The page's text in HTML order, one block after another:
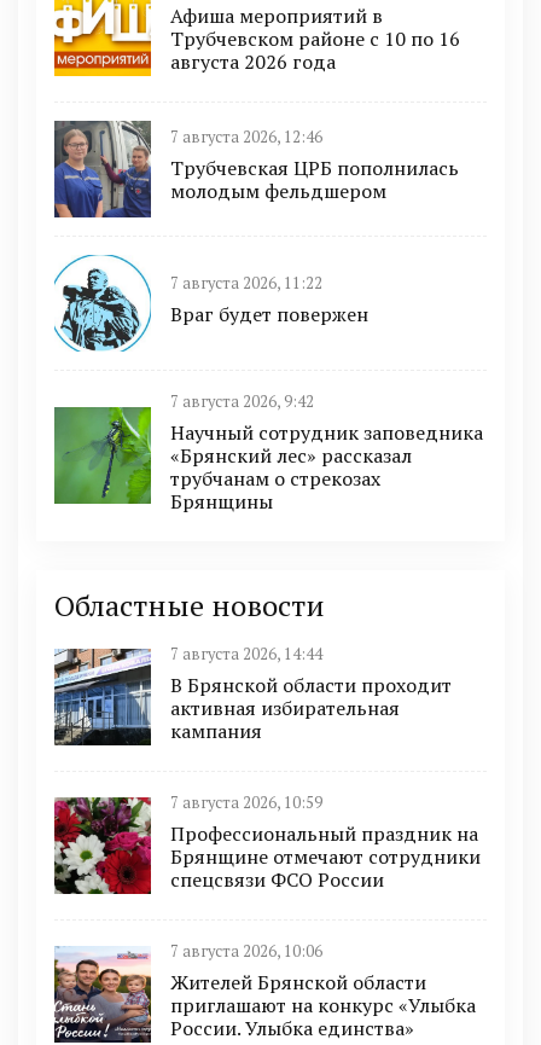
Афиша мероприятий в
Трубчевском районе с 10 по 16
августа 2026 года
7 августа 2026, 12:46
Трубчевская ЦРБ пополнилась
молодым фельдшером
7 августа 2026, 11:22
Враг будет повержен
7 августа 2026, 9:42
Научный сотрудник заповедника
«Брянский лес» рассказал
трубчанам о стрекозах
Брянщины
Областные новости
7 августа 2026, 14:44
В Брянской области проходит
активная избирательная
кампания
7 августа 2026, 10:59
Профессиональный праздник на
Брянщине отмечают сотрудники
спецсвязи ФСО России
7 августа 2026, 10:06
Жителей Брянской области
приглашают на конкурс «Улыбка
России. Улыбка единства»